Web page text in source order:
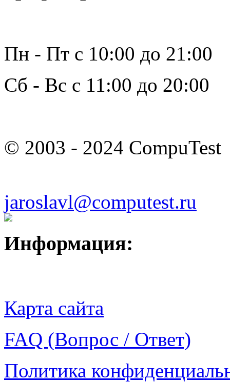
Пн - Пт с 10:00 до 21:00
Сб - Вс с 11:00 до 20:00
© 2003 - 2024 CompuTest
jaroslavl@computest.ru
Информация:
Карта сайта
FAQ (Вопрос / Ответ)
Политика